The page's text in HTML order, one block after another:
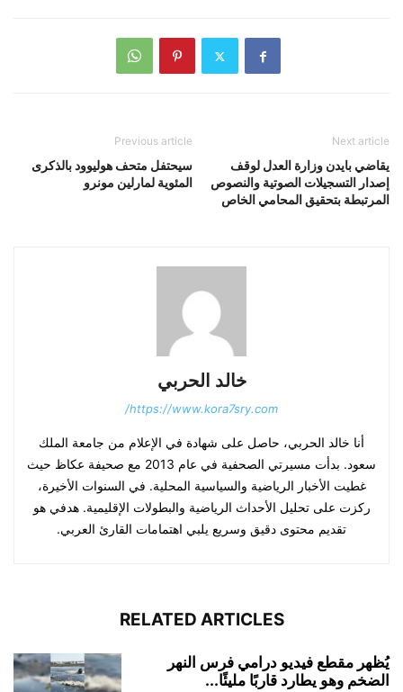
Previous article
سيحتفل متحف هوليوود بالذكرى
المئوية لمارلين مونرو
Next article
يقاضي بايدن وزارة العدل لوقف
إصدار التسجيلات الصوتية والنصوص
المرتبطة بتحقيق المحامي الخاص
خالد الحربي
https://www.kora7sry.com/
أنا خالد الحربي، حاصل على شهادة في الإعلام من جامعة الملك
سعود. بدأت مسيرتي الصحفية في عام 2013 مع صحيفة عكاظ حيث
غطيت الأخبار الرياضية والسياسية المحلية. في السنوات الأخيرة،
ركزت على تحليل الأحداث الرياضية والبطولات الإقليمية. هدفي هو
تقديم محتوى دقيق وسريع يلبي اهتمامات القارئ العربي.
RELATED ARTICLES
يُظهر مقطع فيديو درامي فرس النهر
الضخم وهو يطارد قاربًا مليئًا...